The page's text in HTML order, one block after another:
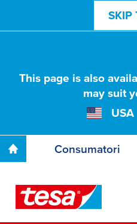
SKIP
This page is also
may suit
USA
Consumatori